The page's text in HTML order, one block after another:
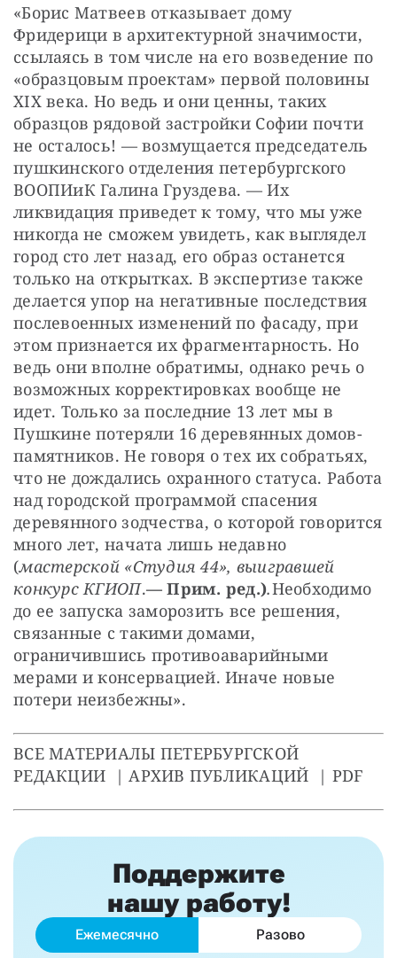
«Борис Матвеев отказывает дому
Фридерици в архитектурной значимости,
ссылаясь в том числе на его возведение по
«образцовым проектам» первой половины
ХIХ века. Но ведь и они ценны, таких
образцов рядовой застройки Софии почти
не осталось! — возмущается председатель
пушкинского отделения петербургского
ВООПИиК Галина Груздева. — Их
ликвидация приведет к тому, что мы уже
никогда не сможем увидеть, как выглядел
город сто лет назад, его образ останется
только на открытках. В экспертизе также
делается упор на негативные последствия
послевоенных изменений по фасаду, при
этом признается их фрагментарность. Но
ведь они вполне обратимы, однако речь о
возможных корректировках вообще не
идет. Только за последние 13 лет мы в
Пушкине потеряли 16 деревянных домов-
памятников. Не говоря о тех их собратьях,
что не дождались охранного статуса. Работа
над городской программой спасения
деревянного зодчества, о которой говорится
много лет, начата лишь недавно
(мастерской «Студия 44», выигравшей
конкурс КГИОП.— Прим. ред.).Необходимо
до ее запуска заморозить все решения,
связанные с такими домами,
ограничившись противоаварийными
мерами и консервацией. Иначе новые
потери неизбежны».
ВСЕ МАТЕРИАЛЫ ПЕТЕРБУРГСКОЙ
РЕДАКЦИИ  | АРХИВ ПУБЛИКАЦИЙ  | PDF
Поддержите
нашу работу!
Ежемесячно Разово